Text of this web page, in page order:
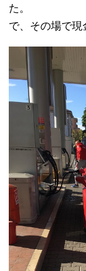
た。
で、その場で現